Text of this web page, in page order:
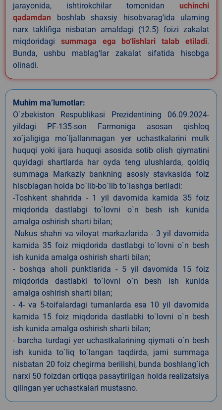
jarayonida, ishtirokchilar tomonidan uchinchi
qadamdan boshlab shaxsiy hisobvarag‘ida ularning
narx taklifiga nisbatan amaldagi (12.5) foizi zakalat
miqdoridagi summaga ega bo‘lishlari talab etiladi.
Bunda, ushbu mablag‘lar zakalat sifatida hisobga
olinadi.
Muhim ma’lumotlar:
O`zbekiston Respublikasi Prezidentining 06.09.2024-
yildagi PF-135-son Farmoniga asosan qishloq
xo`jaligiga mo`ljallanmagan yer uchastkalarini mulk
huquqi yoki ijara huquqi asosida sotib olish qiymatini
quyidagi shartlarda har oyda teng ulushlarda, qoldiq
summaga Markaziy bankning asosiy stavkasida foiz
hisoblagan holda bo`lib-bo`lib to`lashga beriladi:
-Toshkent shahrida - 1 yil davomida kamida 35 foiz
miqdorida dastlabgi to`lovni o`n besh ish kunida
amalga oshirish sharti bilan;
-Nukus shahri va viloyat markazlarida - 3 yil davomida
kamida 35 foiz miqdorida dastlabgi to`lovni o`n besh
ish kunida amalga oshirish sharti bilan;
- boshqa aholi punktlarida - 5 yil davomida 15 foiz
miqdorida dastlabki to`lovni o`n besh ish kunida
amalga oshirish sharti bilan;
- 4- va 5-toifalardagi tumanlarda esa 10 yil davomida
kamida 15 foiz miqdorida dastlabki to`lovni o`n besh
ish kunida amalga oshirish sharti bilan;
- barcha turdagi yer uchastkalarining qiymati o`n besh
ish kunida to`liq to`langan taqdirda, jami summaga
nisbatan 20 foiz chegirma berilishi, bunda boshlang`ich
narxi 50 foizdan ortiqqa pasaytirilgan holda realizatsiya
qilingan yer uchastkalari mustasno.